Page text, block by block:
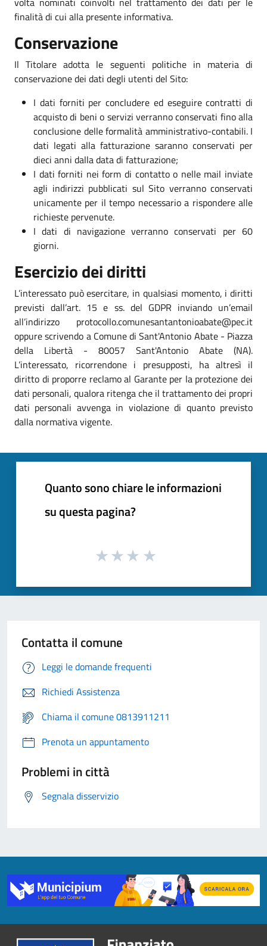
finalità di cui alla presente informativa.
Conservazione
Il Titolare adotta le seguenti politiche in materia di
conservazione dei dati degli utenti del Sito:
I dati forniti per concludere ed eseguire contratti di
acquisto di beni o servizi verranno conservati fino alla
conclusione delle formalità amministrativo-contabili. I
dati legati alla fatturazione saranno conservati per
dieci anni dalla data di fatturazione;
I dati forniti nei form di contatto o nelle mail inviate
agli indirizzi pubblicati sul Sito verranno conservati
unicamente per il tempo necessario a rispondere alle
richieste pervenute.
I dati di navigazione verranno conservati per 60
giorni.
Esercizio dei diritti
L’interessato può esercitare, in qualsiasi momento, i diritti
previsti dall’art. 15 e ss. del GDPR inviando un’email
all’indirizzo protocollo.comunesantantonioabate@pec.it
oppure scrivendo a Comune di Sant'Antonio Abate - Piazza
della Libertà - 80057 Sant'Antonio Abate (NA).
L’interessato, ricorrendone i presupposti, ha altresì il
diritto di proporre reclamo al Garante per la protezione dei
dati personali, qualora ritenga che il trattamento dei propri
dati personali avvenga in violazione di quanto previsto
dalla normativa vigente.
Quanto sono chiare le informazioni
su questa pagina?
Contatta il comune
Leggi le domande frequenti
Richiedi Assistenza
Chiama il comune 0813911211
Prenota un appuntamento
Problemi in città
Segnala disservizio